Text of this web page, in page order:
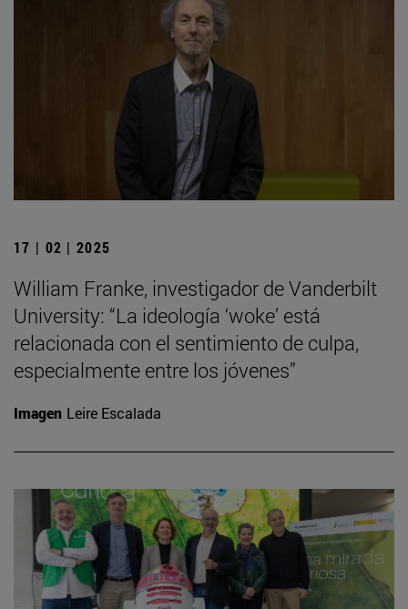
17 | 02 | 2025
William Franke, investigador de Vanderbilt
University: “La ideología ‘woke’ está
relacionada con el sentimiento de culpa,
especialmente entre los jóvenes”
Imagen Leire Escalada